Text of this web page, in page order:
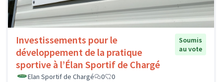
Investissements pour le
développement de la pratique
sportive à l’Élan Sportif de Chargé
Soumis
au vote
Elan Sportif de Chargé 0 0